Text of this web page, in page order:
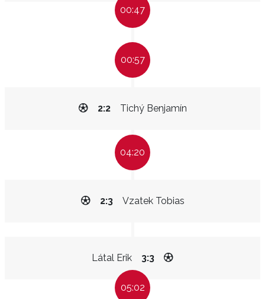
00:47
00:57
Tichý Benjamín
2:2
04:20
Vzatek Tobias
2:3
Látal Erik 3:3
05:02